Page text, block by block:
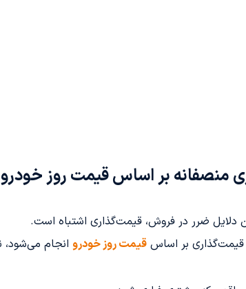
منصفانه بر اساس قیمت روز خودرو
دلایل ضرر در فروش، قیمت‌گذاری اشتباه است.
بر اساس قیمت روز خودرو انجام